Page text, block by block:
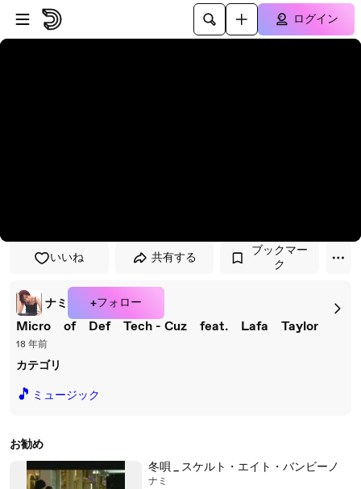
プレイヤーにスキップ
メインコンテンツにスキップ
ログイン
いいね 共有する
ブックマー
ク
ナミ +フォロー
Micro of Def Tech - Cuz feat. Lafa Taylor
18 年前
カテゴリ
🎵 ミュージック
お勧め
冬唄 _ スケルト・エイト・バンビーノ
ナミ